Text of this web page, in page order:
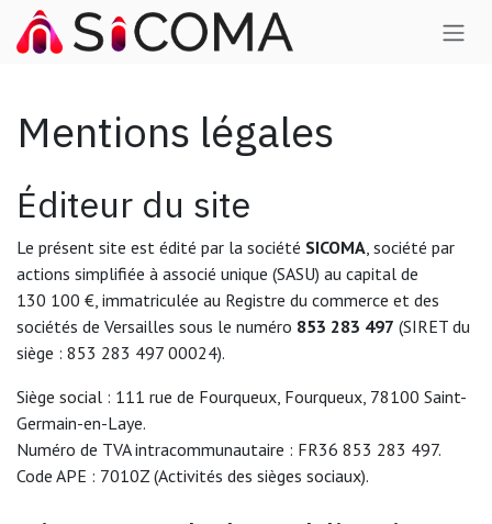
Se rendre au contenu
Mentions légales
Éditeur du site
Le présent site est édité par la société SICOMA , société par
actions simplifiée à associé unique (SASU) au capital de
130 100 €, immatriculée au Registre du commerce et des
sociétés de Versailles sous le numéro 853 283 497 (SIRET du
siège : 853 283 497 00024).
Siège social : 111 rue de Fourqueux, Fourqueux, 78100 Saint-
Germain-en-Laye.
Numéro de TVA intracommunautaire : FR36 853 283 497.
Code APE : 7010Z (Activités des sièges sociaux).